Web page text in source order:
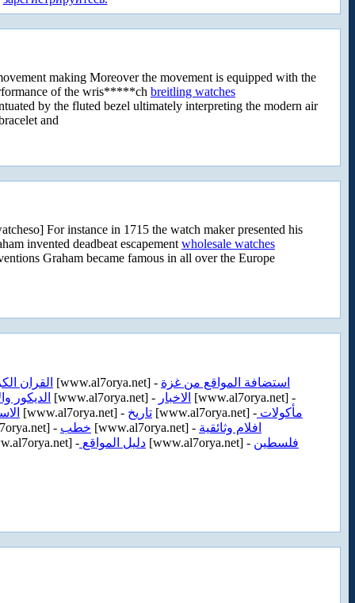
making Moreover the movement is equipped with the
of the wris*****ch breitling watches
by the fluted bezel ultimately interpreting the modern air
and
For instance in 1715 the watch maker presented his
invented deadbeat escapement wholesale watches
Graham became famous in all over the Europe
القران [www.al7orya.net] - استضافة المواقع من غزة
الديكور [www.al7orya.net] - الاخبار [www.al7orya.net] -
[www.al7orya.net] - تاريخ [www.al7orya.net] -
- خطب [www.al7orya.net] - افلام وثائقية
- دليل المواقع [www.al7orya.net] - فلسطين